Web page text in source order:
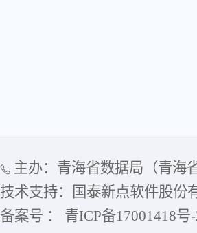
主办：青海省数据局（青海
技术支持：国泰新点软件股份
备案号 ： 青ICP备17001418号